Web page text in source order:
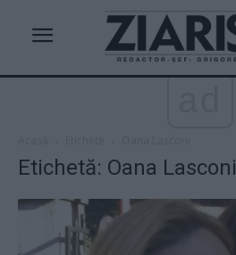
Etichetă: Oana Lasconi